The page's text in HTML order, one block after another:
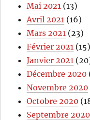
Mai 2021 (13)
Avril 2021 (16)
Mars 2021 (23)
Février 2021 (15)
Janvier 2021
Décembre 2020
Novembre 2020
Octobre 2020
Septembre 2020